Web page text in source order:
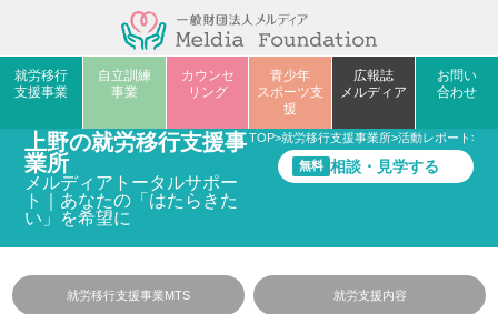
就労移行
支援事業
自立訓練
事業
カウンセ
リング
青少年
スポーツ支
援
広報誌
メルディア
お問い
合わせ
上野の就労移行支援事
業所
メルディアトータルサポー
ト｜あなたの「はたらきた
い」を希望に
TOP>就労移行支援事業所>活動レポート>
無料 相談・見学する
就労移行支援事業MTS 就労支援内容